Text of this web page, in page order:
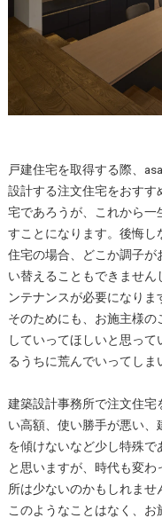
戸建住宅を取得する際、
設計する注文住宅をおすす
宅であろうが、これから
すことになります。後悔し
住宅の場合、どこか調子が
い替えることもできませ
ンテナンスが必要になりま
そのためにも、お施主様
していってほしいと思っ
るうちに荒んでいってしま
建築設計事務所で注文住
い高額、使い勝手が悪い
を傾けないなど少し特殊
と思いますが、時代も変
所は少ないのかもしれませ
このようなことはなく、